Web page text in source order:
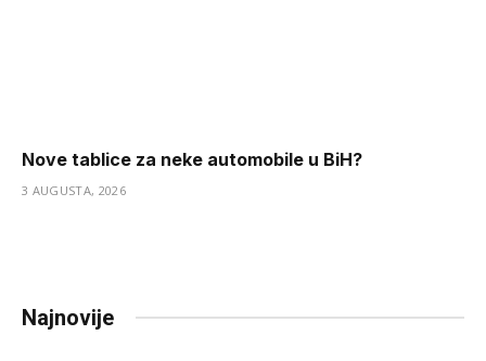
Nove tablice za neke automobile u BiH?
3 AUGUSTA, 2026
Najnovije